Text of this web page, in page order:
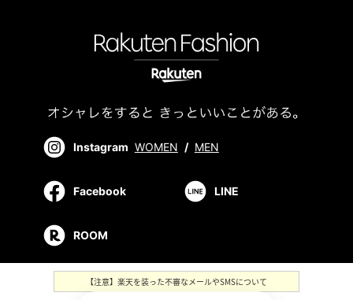
Instagram WOMEN / MEN
Facebook LINE
ROOM
【注意】楽天を装った不審なメールやSMSについて